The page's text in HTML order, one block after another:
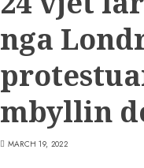
nga
mbyllin
MARCH 19, 2022